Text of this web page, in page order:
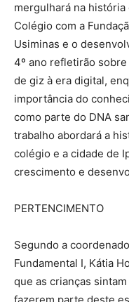
mergulhará na
Colégio com a
Usiminas e o
4º ano refletirão
de giz à era digital,
importância do
como parte do DNA
trabalho abordará a
colégio e a cidade de
crescimento e
PERTENCIMENTO
Segundo a
Fundamental I, Kátia
que as crianças